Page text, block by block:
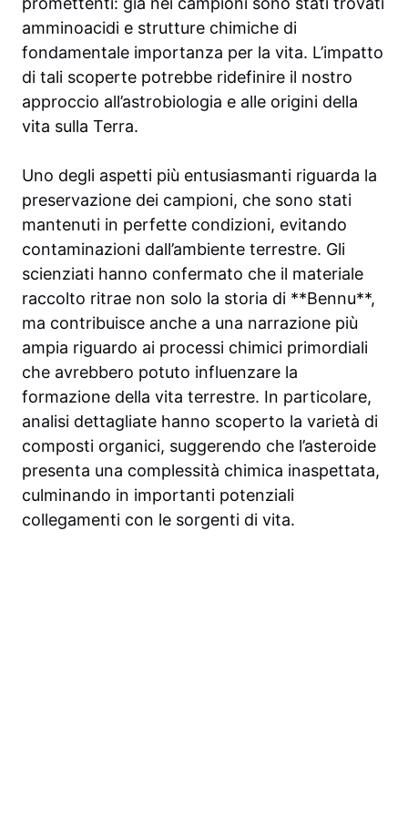
amminoacidi e strutture chimiche di
fondamentale importanza per la vita. L’impatto
di tali scoperte potrebbe ridefinire il nostro
approccio all’astrobiologia e alle origini della
vita sulla Terra.
Uno degli aspetti più entusiasmanti riguarda la
preservazione dei campioni, che sono stati
mantenuti in perfette condizioni, evitando
contaminazioni dall’ambiente terrestre. Gli
scienziati hanno confermato che il materiale
raccolto ritrae non solo la storia di **Bennu**,
ma contribuisce anche a una narrazione più
ampia riguardo ai processi chimici primordiali
che avrebbero potuto influenzare la
formazione della vita terrestre. In particolare,
analisi dettagliate hanno scoperto la varietà di
composti organici, suggerendo che l’asteroide
presenta una complessità chimica inaspettata,
culminando in importanti potenziali
collegamenti con le sorgenti di vita.